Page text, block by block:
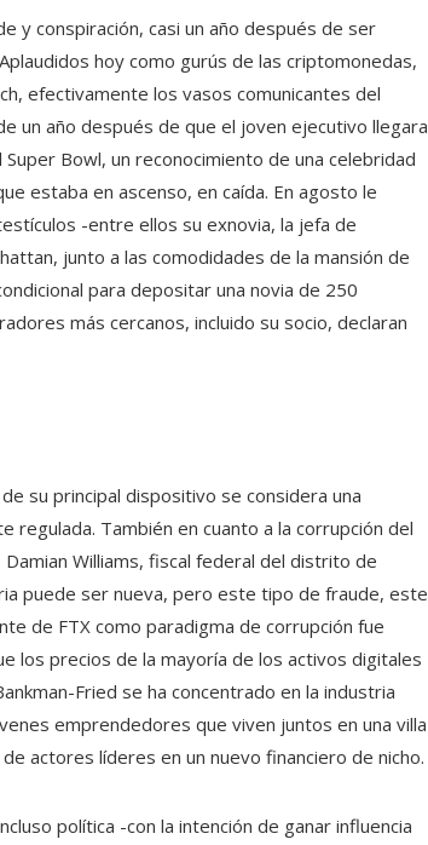
y conspiración, casi un año después de ser
hoy como gurús de las criptomonedas,
efectivamente los vasos comunicantes del
un año después de que el joven ejecutivo llegara
Bowl, un reconocimiento de una celebridad
estaba en ascenso, en caída. En agosto le
-entre ellos su exnovia, la jefa de
junto a las comodidades de la mansión de
para depositar una novia de 250
más cercanos, incluido su socio, declaran
su principal dispositivo se considera una
regulada. También en cuanto a la corrupción del
Williams, fiscal federal del distrito de
puede ser nueva, pero este tipo de fraude, este
de FTX como paradigma de corrupción fue
los precios de la mayoría de los activos digitales
Fried se ha concentrado en la industria
emprendedores que viven juntos en una villa
actores líderes en un nuevo financiero de nicho.
política -con la intención de ganar influencia